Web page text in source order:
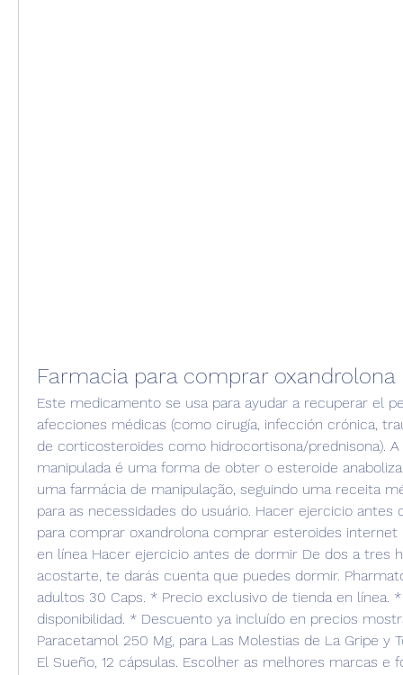
Farmacia para comprar oxandrolona
Este medicamento se usa para ayudar a recuperar el
afecciones médicas (como cirugía, infección crónica,
de corticosteroides como hidrocortisona/prednisona). A
manipulada é uma forma de obter o esteroide
uma farmácia de manipulação, seguindo uma receita
para as necessidades do usuário. Hacer ejercicio antes
para comprar oxandrolona comprar esteroides
en línea Hacer ejercicio antes de dormir De dos a tres
acostarte, te darás cuenta que puedes dormir.
adultos 30 Caps. * Precio exclusivo de tienda en línea.
disponibilidad. * Descuento ya incluído en precios
Paracetamol 250 Mg, para Las Molestias de La Gripe y
El Sueño, 12 cápsulas. Escolher as melhores marcas e